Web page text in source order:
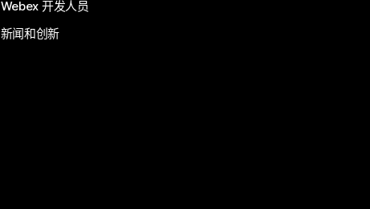
Webex 开发人员
新闻和创新